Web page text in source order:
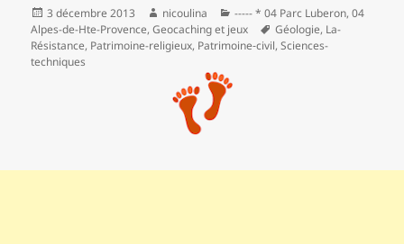
Publié
le
3 décembre 2013 Auteur
nicoulina Catégories
----- * 04 Parc Luberon,04
Alpes-de-Hte-Provence,Geocaching et jeux Mots-
clés
Géologie, La-
Résistance, Patrimoine-religieux, Patrimoine‑civil,Sciences-
techniques